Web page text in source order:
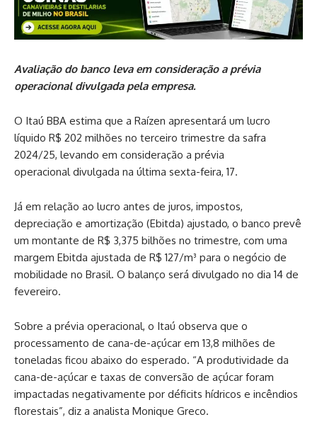
Avaliação do banco leva em consideração a prévia
operacional divulgada pela empresa.
O Itaú BBA estima que a Raízen apresentará um lucro
líquido R$ 202 milhões no terceiro trimestre da safra
2024/25, levando em consideração a prévia
operacional divulgada na última sexta-feira, 17.
Já em relação ao lucro antes de juros, impostos,
depreciação e amortização (Ebitda) ajustado, o banco prevê
um montante de R$ 3,375 bilhões no trimestre, com uma
margem Ebitda ajustada de R$ 127/m³ para o negócio de
mobilidade no Brasil. O balanço será divulgado no dia 14 de
fevereiro.
Sobre a prévia operacional, o Itaú observa que o
processamento de cana-de-açúcar em 13,8 milhões de
toneladas ficou abaixo do esperado. “A produtividade da
cana-de-açúcar e taxas de conversão de açúcar foram
impactadas negativamente por déficits hídricos e incêndios
florestais”, diz a analista Monique Greco.